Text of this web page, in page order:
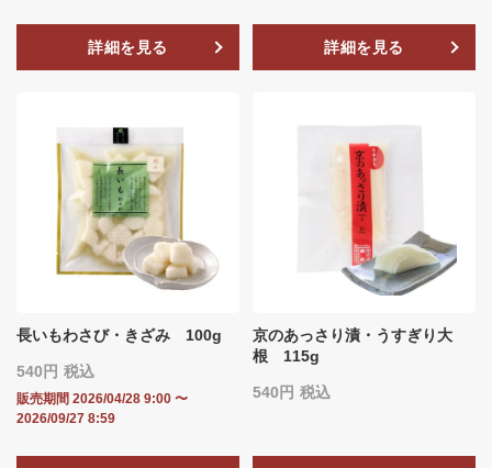
詳細を見る 詳細を見る
長いもわさび・きざみ 100g
540 税込
販売期間 2026/04/28 9:00 〜
2026/09/27 8:59
京のあっさり漬・うすぎり大
根 115g
540 税込